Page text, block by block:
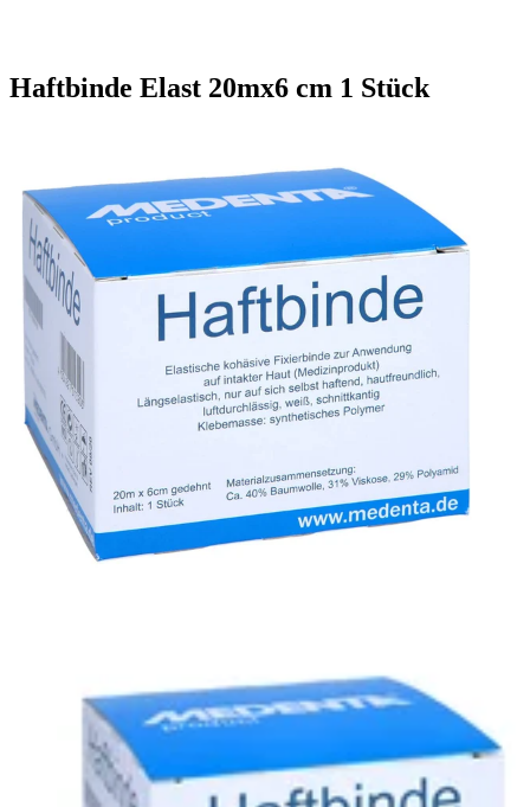
Haftbinde Elast 20mx6 cm 1 Stück